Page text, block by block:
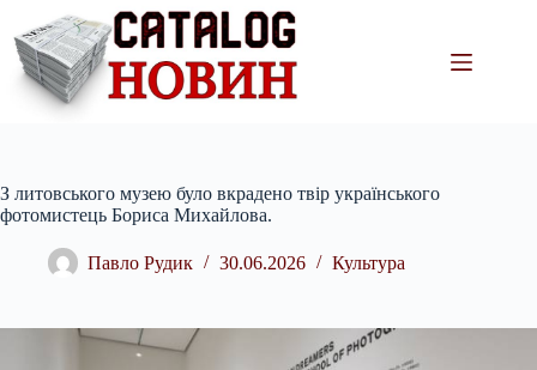
вмісту
З литовського музею було вкрадено твір українського
фотомистець Бориса Михайлова.
Павло Рудик 30.06.2026 Культура